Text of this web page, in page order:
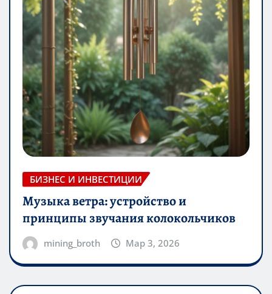
БИЗНЕС И ИНВЕСТИЦИИ
Музыка ветра: устройство и
принципы звучания колокольчиков
mining_broth Мар 3, 2026